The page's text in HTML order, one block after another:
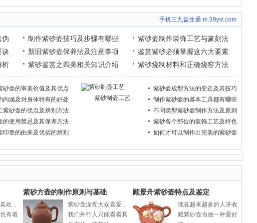
手机三九益生通 m.39yst.com
伪
诀
析
制作紫砂壶技巧及步骤有哪些
新旧紫砂壶保养法及注意事项
紫砂鉴赏之四美相关知识介绍
紫砂壶制作装饰工艺与篆刻法
鉴赏紫砂必须掌握这六大要素
紫砂烧制材料和正确烧窑方法
砂壶的审美价值及其优点
内涵及对身体特有的好处
紫砂壶的优点及辨别方法
的使用禁忌及其保养方法
印章的由来及优劣的辨别
紫砂制壶工艺
紫砂壶成型方法的变迁及其技巧
制作紫砂壶的基本工具都有哪些
不同类型紫砂壶制作方法及原则
紫砂各个部位的装饰工艺及特色
如何才可以制作出完美的紫砂壶
欢，
有着
紫砂方壶的制作原则与基础
紫砂壶深受大众喜爱，
我们外行人只能看看其
顾景舟紫砂壶特点及鉴定
现在越来越多的人讲收
藏紫砂壶当做一种爱好